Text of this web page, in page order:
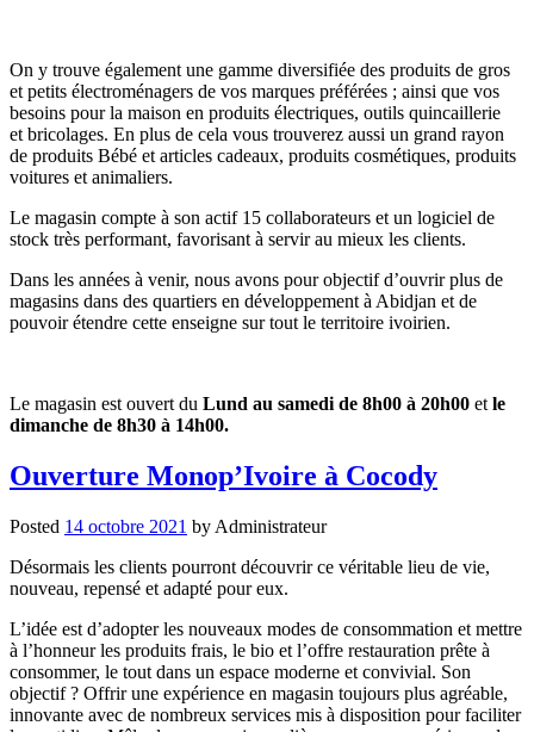
On y trouve également une gamme diversifiée des produits de gros
et petits électroménagers de vos marques préférées ; ainsi que vos
besoins pour la maison en produits électriques, outils quincaillerie
et bricolages. En plus de cela vous trouverez aussi un grand rayon
de produits Bébé et articles cadeaux, produits cosmétiques, produits
voitures et animaliers.
Le magasin compte à son actif 15 collaborateurs et un logiciel de
stock très performant, favorisant à servir au mieux les clients.
Dans les années à venir, nous avons pour objectif d’ouvrir plus de
magasins dans des quartiers en développement à Abidjan et de
pouvoir étendre cette enseigne sur tout le territoire ivoirien.
Le magasin est ouvert du Lund au samedi de 8h00 à 20h00 et le
dimanche de 8h30 à 14h00.
Ouverture Monop’Ivoire à Cocody
Posted 14 octobre 2021 by Administrateur
Désormais les clients pourront découvrir ce véritable lieu de vie,
nouveau, repensé et adapté pour eux.
L’idée est d’adopter les nouveaux modes de consommation et mettre
à l’honneur les produits frais, le bio et l’offre restauration prête à
consommer, le tout dans un espace moderne et convivial. Son
objectif ? Offrir une expérience en magasin toujours plus agréable,
innovante avec de nombreux services mis à disposition pour faciliter